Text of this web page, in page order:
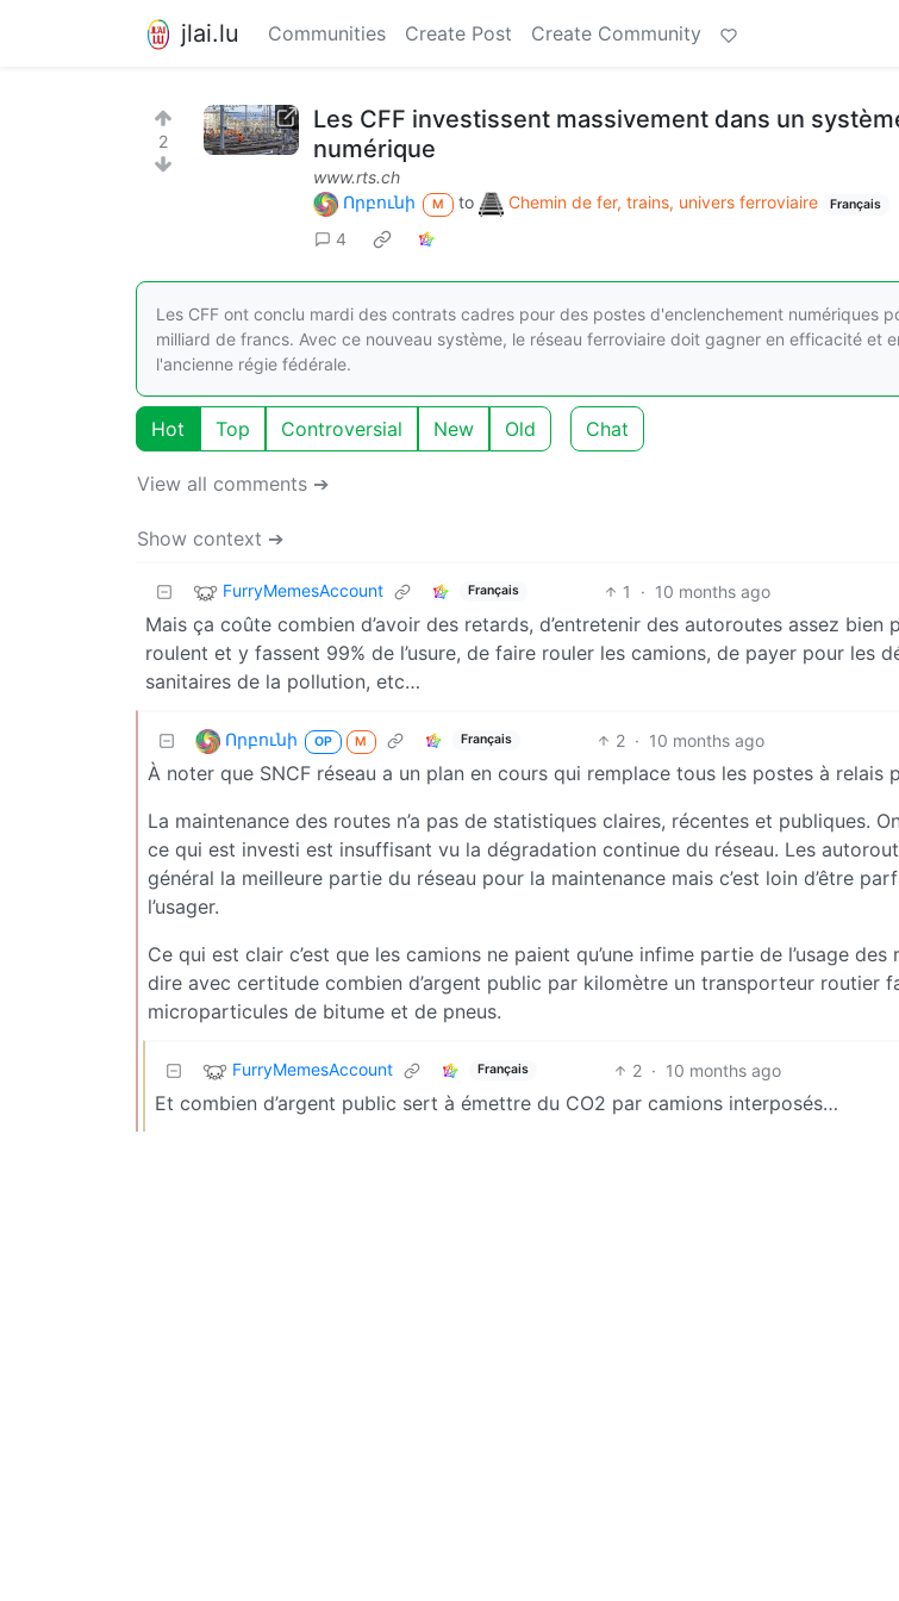
jlai.lu Communities Create Post Create Community
2
Les CFF investissent massivement dans un
numérique
www.rts.ch
Որբունի
M to Chemin de fer, trains, univers ferroviaire Français
4
Les CFF ont conclu mardi des contrats cadres pour des postes d'enclenchement numériques
milliard de francs. Avec ce nouveau système, le réseau ferroviaire doit gagner en efficacité et
l'ancienne régie fédérale.
Hot Top Controversial New Old Chat
View all comments ➔
Show context ➔
FurryMemesAccount Français 1 · 10 months ago
Mais ça coûte combien d’avoir des retards, d’entretenir des autoroutes assez bien
roulent et y fassent 99% de l’usure, de faire rouler les camions, de payer pour les
sanitaires de la pollution, etc…
Որբունի OP M Français 2 · 10 months ago
À noter que SNCF réseau a un plan en cours qui remplace tous les postes à relais
La maintenance des routes n’a pas de statistiques claires, récentes et publiques.
ce qui est investi est insuffisant vu la dégradation continue du réseau. Les
général la meilleure partie du réseau pour la maintenance mais c’est loin d’être
l’usager.
Ce qui est clair c’est que les camions ne paient qu’une infime partie de l’usage
dire avec certitude combien d’argent public par kilomètre un transporteur routier
microparticules de bitume et de pneus.
FurryMemesAccount Français 2 · 10 months ago
Et combien d’argent public sert à émettre du CO2 par camions interposés…